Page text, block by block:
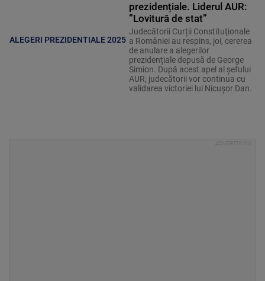
ALEGERI PREZIDENTIALE 2025
prezidențiale. Liderul AUR:
”Lovitură de stat”
Judecătorii Curții Constituţionale
a României au respins, joi, cererea
de anulare a alegerilor
prezidenţiale depusă de George
Simion. După acest apel al șefului
AUR, judecătorii vor continua cu
validarea victoriei lui Nicușor Dan.